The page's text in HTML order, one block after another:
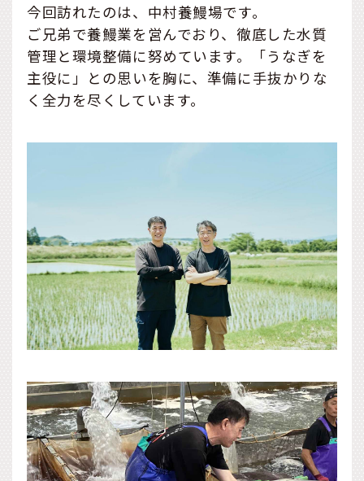
今回訪れたのは、中村養鰻場です。
ご兄弟で養鰻業を営んでおり、徹底した水質
管理と環境整備に努めています。「うなぎを
主役に」との思いを胸に、準備に手抜かりな
く全力を尽くしています。